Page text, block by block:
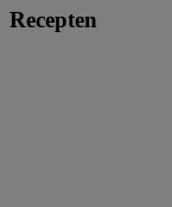
Recepten